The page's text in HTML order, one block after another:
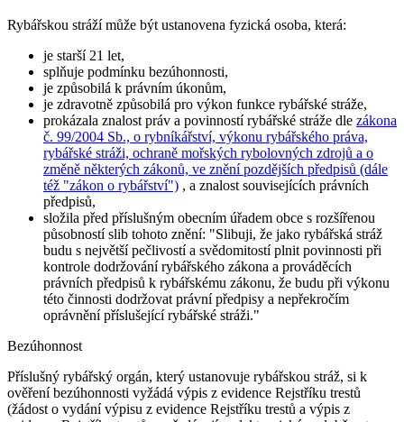
Rybářskou stráží může být ustanovena fyzická osoba, která:
je starší 21 let,
splňuje podmínku bezúhonnosti,
je způsobilá k právním úkonům,
je zdravotně způsobilá pro výkon funkce rybářské stráže,
prokázala znalost práv a povinností rybářské stráže dle zákona
č. 99/2004 Sb., o rybníkářství, výkonu rybářského práva,
rybářské stráži, ochraně mořských rybolovných zdrojů a o
změně některých zákonů, ve znění pozdějších předpisů (dále
též "zákon o rybářství") , a znalost souvisejících právních
předpisů,
složila před příslušným obecním úřadem obce s rozšířenou
působností slib tohoto znění: "Slibuji, že jako rybářská stráž
budu s největší pečlivostí a svědomitostí plnit povinnosti při
kontrole dodržování rybářského zákona a prováděcích
právních předpisů k rybářskému zákonu, že budu při výkonu
této činnosti dodržovat právní předpisy a nepřekročím
oprávnění příslušející rybářské stráži."
Bezúhonnost
Příslušný rybářský orgán, který ustanovuje rybářskou stráž, si k
ověření bezúhonnosti vyžádá výpis z evidence Rejstříku trestů
(žádost o vydání výpisu z evidence Rejstříku trestů a výpis z